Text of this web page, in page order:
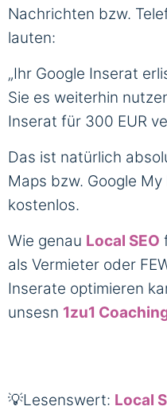
Nachrichten bzw.
lauten:
„Ihr Google Inserat
Sie es weiterhin
Inserat für 300 EUR
Das ist natürlich
Maps bzw. Google
kostenlos.
Wie genau Local SEO
als Vermieter oder
Inserate optimieren
unsesn 1zu1
💡Lesenswert: Local